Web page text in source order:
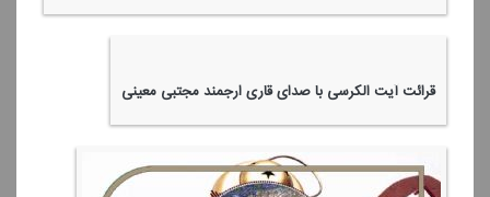
قرائت آیت الكرسی با صدای قاری ارجمند مجتبی معینی